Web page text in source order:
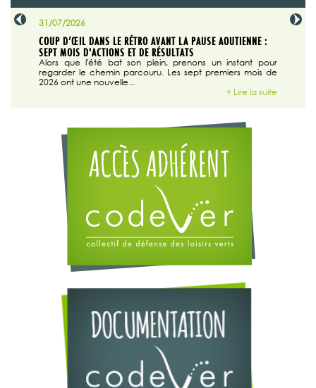
31/07/2026
COUP D’ŒIL DANS LE RÉTRO AVANT LA PAUSE AOUTIENNE :
SEPT MOIS D'ACTIONS ET DE RÉSULTATS
Alors que l'été bat son plein, prenons un instant pour
regarder le chemin parcouru. Les sept premiers mois de
2026 ont une nouvelle...
+ Lire la suite
29/07/